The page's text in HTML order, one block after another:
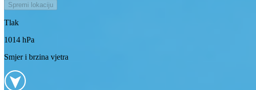
Spremi lokaciju
Tlak
1014 hPa
Smjer i brzina vjetra